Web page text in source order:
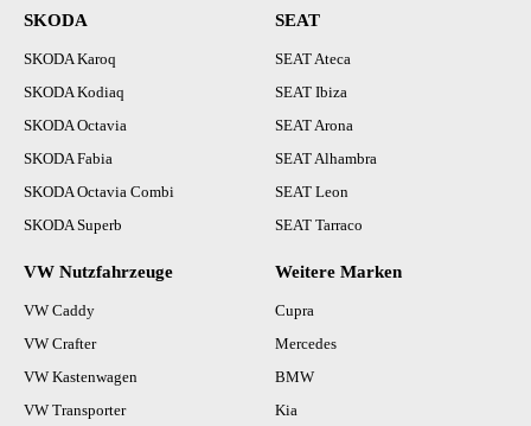
SKODA
SKODA Karoq
SKODA Kodiaq
SKODA Octavia
SKODA Fabia
SKODA Octavia Combi
SKODA Superb
SEAT
SEAT Ateca
SEAT Ibiza
SEAT Arona
SEAT Alhambra
SEAT Leon
SEAT Tarraco
VW Nutzfahrzeuge
VW Caddy
VW Crafter
VW Kastenwagen
VW Transporter
Weitere Marken
Cupra
Mercedes
BMW
Kia